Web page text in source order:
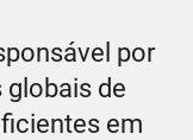
por
globais de
em